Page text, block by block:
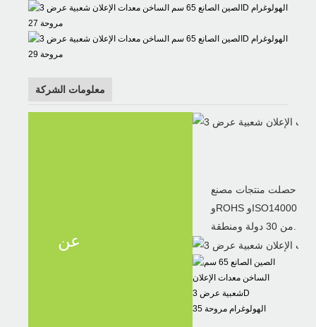
معلومات الشركة
عن
حصلت منتجات مصنع ITATOUCH على شهادات CE وLVD وEMC وBIS وFCC
وROHS وISO14000 وISO9001، وهي تحظى بتقدير كبير من العملاء في أكثر